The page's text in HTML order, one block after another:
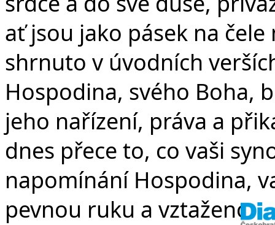
ať jsou jako pásek na čele
shrnuto v úvodních
Hospodina, svého Boha,
jeho nařízení, práva a
dnes přece to, co vaši
napomínání Hospodina,
pevnou ruku a vztaženou